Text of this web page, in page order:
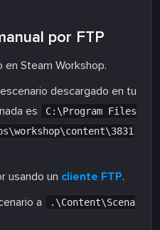
por FTP
en Steam Workshop.
descargado en tu
es
C:\Program Files
usando un cliente FTP.
a
.\Content\Scena